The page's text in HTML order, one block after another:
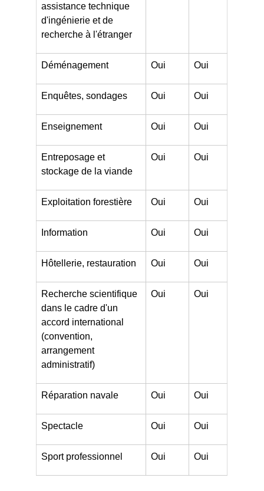
assistance technique
d'ingénierie et de
recherche à l'étranger
Déménagement Oui Oui
Enquêtes, sondages Oui Oui
Enseignement Oui Oui
Entreposage et
stockage de la viande
Oui Oui
Exploitation forestière Oui Oui
Information Oui Oui
Hôtellerie, restauration Oui Oui
Recherche scientifique
dans le cadre d'un
accord international
(convention,
arrangement
administratif)
Oui Oui
Réparation navale Oui Oui
Spectacle Oui Oui
Sport professionnel Oui Oui